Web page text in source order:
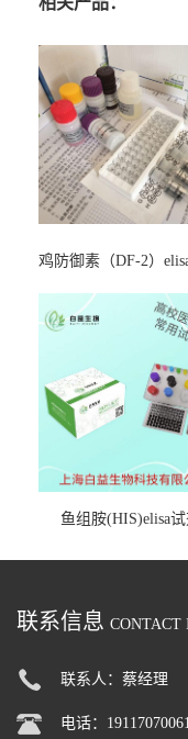
鸡防御素（DF-2）
鱼组胺(HIS)elisa
联系信息 CONTACT
联系人：蔡经理
电话：